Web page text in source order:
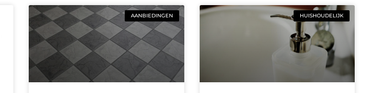
AANBIEDINGEN HUISHOUDELIJK